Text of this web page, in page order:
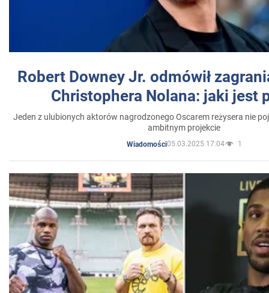
Robert Downey Jr. odmówił
Christophera Nolana: jaki jest
Jeden z ulubionych aktorów nagrodzonego Oscarem reżysera nie
ambitnym projekcie
Wiadomości05.03.2025 17:04 1